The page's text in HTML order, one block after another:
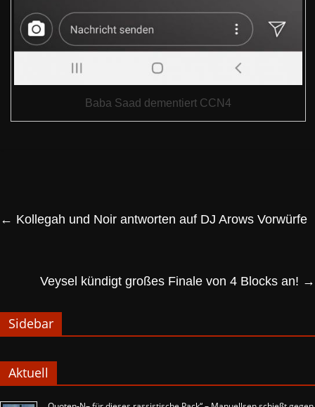
Baba Saad dementiert CCN4
← Kollegah und Noir antworten auf DJ Arows Vorwürfe
Veysel kündigt großes Finale von 4 Blocks an! →
Sidebar
Aktuell